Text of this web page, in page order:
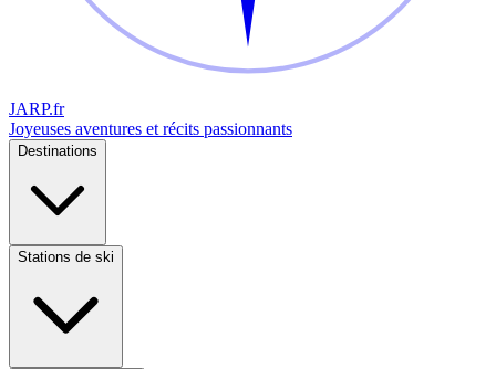
JARP.fr
Joyeuses aventures et récits passionnants
Destinations
Stations de ski